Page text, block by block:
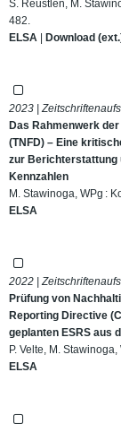
S. Reustlen, M.
482.
ELSA | Download
2023 |
Das Rahmenwerk
(TNFD) – Eine
zur Berichterstattung
Kennzahlen
M. Stawinoga, WPg :
ELSA
2022 |
Prüfung von
Reporting Directive
geplanten ESRS aus
P. Velte, M.
ELSA